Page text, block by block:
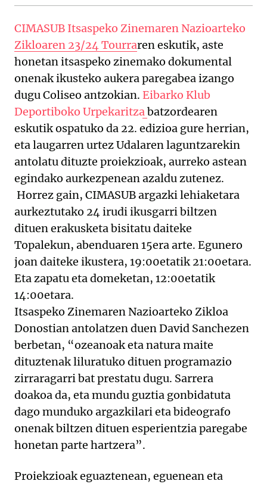
CIMASUB Itsaspeko Zinemaren Nazioarteko
Zikloaren 23/24 Tourraren eskutik, aste
honetan itsaspeko zinemako dokumental
onenak ikusteko aukera paregabea izango
dugu Coliseo antzokian. Eibarko Klub
Deportiboko Urpekaritzabatzordearen
eskutik ospatuko da 22. edizioa gure herrian,
eta laugarren urtez Udalaren laguntzarekin
antolatu dituzte proiekzioak, aurreko astean
egindako aurkezpenean azaldu zutenez.
Horrez gain, CIMASUB argazki lehiaketara
aurkeztutako 24 irudi ikusgarri biltzen
dituen erakusketa bisitatu daiteke
Topalekun, abenduaren 15era arte. Egunero
joan daiteke ikustera, 19:00etatik 21:00etara.
Eta zapatu eta domeketan, 12:00etatik
14:00etara.
Itsaspeko Zinemaren Nazioarteko Zikloa
Donostian antolatzen duen David Sanchezen
berbetan, “ozeanoak eta natura maite
dituztenak liluratuko dituen programazio
zirraragarri bat prestatu dugu. Sarrera
doakoa da, eta mundu guztia gonbidatuta
dago munduko argazkilari eta bideografo
onenak biltzen dituen esperientzia paregabe
honetan parte hartzera”.
Proiekzioak eguaztenean, eguenean eta